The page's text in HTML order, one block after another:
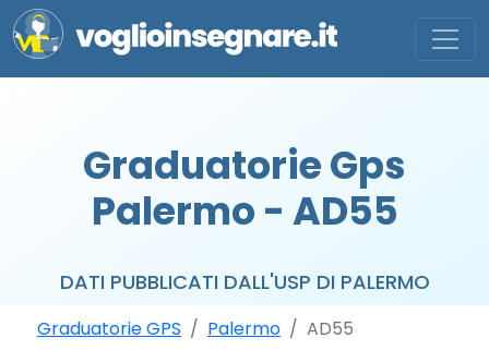
Graduatorie Gps
Palermo - AD55
DATI PUBBLICATI DALL'USP DI PALERMO
Graduatorie GPS Palermo AD55